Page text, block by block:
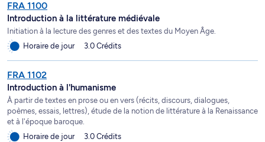
FRA 1100
Introduction à la littérature médiévale
Initiation à la lecture des genres et des textes du Moyen Âge.
Horaire de jour
3.0 Crédits
FRA 1102
Introduction à l'humanisme
À partir de textes en prose ou en vers (récits, discours, dialogues,
poèmes, essais, lettres), étude de la notion de littérature à la Renaissance
et à l'époque baroque.
Horaire de jour
3.0 Crédits